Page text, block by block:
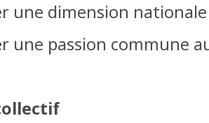
dimension nationale
une passion commune